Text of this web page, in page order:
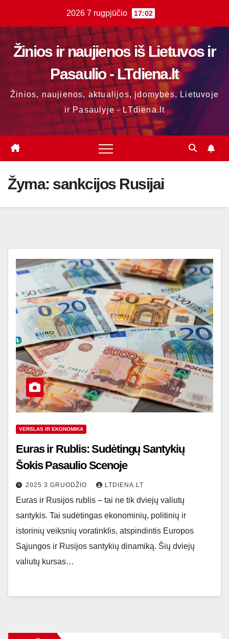
content
2026 7 rugpjūčio 17:02
Žinios ir naujienos iš Lietuvos ir
Pasaulio - LTdiena.lt
Žinios, naujienos, aktualijos, įdomybės, Lietuvoje
ir Pasaulyje - LTdiena.lt
Žyma: sankcijos Rusijai
VERSLAS IR EKONOMIKA
Euras ir Rublis: Sudėtingų Santykių
Šokis Pasaulio Scenoje
2025 3 GRUODŽIO LTDIENA.LT
Euras ir Rusijos rublis – tai ne tik dviejų valiutų
santykis. Tai sudėtingas ekonominių, politinių ir
istorinių veiksnių voratinklis, atspindintis Europos
Sąjungos ir Rusijos santykių dinamiką. Šių dviejų
valiutų kursas…